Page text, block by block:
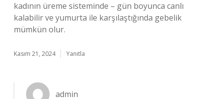
kadının üreme sisteminde – gün boyunca canlı
kalabilir ve yumurta ile karşılaştığında gebelik
mümkün olur.
Kasım 21, 2024 Yanıtla
admin